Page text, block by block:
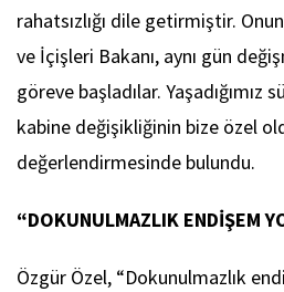
rahatsızlığı dile getirmiştir.
ve İçişleri Bakanı, aynı gün
göreve başladılar. Yaşadığımız
kabine değişikliğinin bize özel
değerlendirmesinde bulundu.
“DOKUNULMAZLIK ENDİŞEM
Özgür Özel, “Dokunulmazlık